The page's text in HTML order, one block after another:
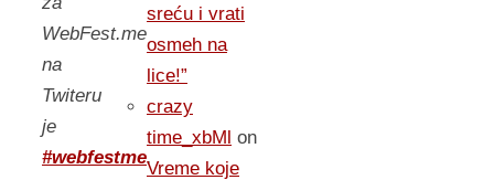
WebFest.me
na
Twiteru
je
#webfestme.
sreću i vrati
osmeh na
lice!”
crazy
time_xbMl on
Vreme koje